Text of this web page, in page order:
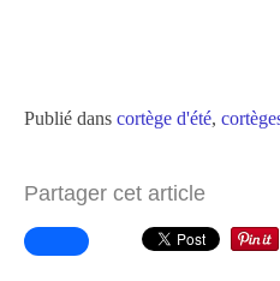
Publié dans cortège d'été,
Partager cet article